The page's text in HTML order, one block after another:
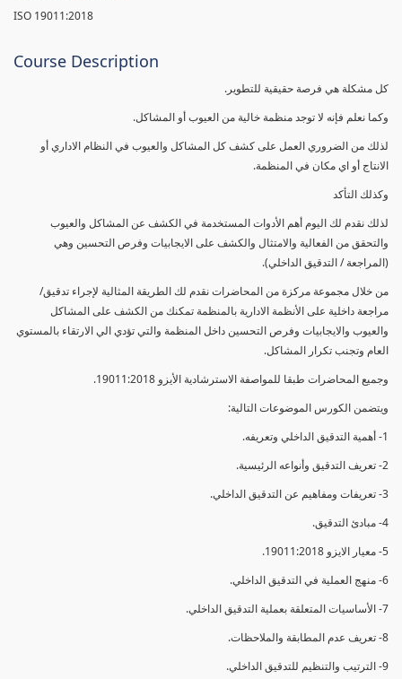
ISO 19011:2018
Course Description
كل مشكلة هي فرصة حقيقية للتطوير.
وكما نعلم فإنه لا توجد منظمة خالية من العيوب أو المشاكل.
لذلك من الضروري العمل على كشف كل المشاكل والعيوب في النظام الاداري أو
الانتاج أو اي مكان في المنظمة.
وكذلك التأكد
لذلك نقدم لك اليوم أهم الأدوات المستخدمة في الكشف عن المشاكل والعيوب
والتحقق من الفعالية والامتثال والكشف على الايجابيات وفرص التحسين وهي
(المراجعة / التدقيق الداخلي).
من خلال مجموعة مركزة من المحاضرات نقدم لك الطريقة المثالية لإجراء تدقيق/
مراجعة داخلية على الأنظمة الادارية بالمنظمة تمكنك من الكشف على المشاكل
والعيوب والايجابيات وفرص التحسين داخل المنظمة والتي تؤدي الي الارتقاء بالمستوي
العام وتجنب تكرار المشاكل.
وجميع المحاضرات طبقا للمواصفة الاسترشادية الأيزو 19011:2018.
ويتضمن الكورس الموضوعات التالية:
1- أهمية التدقيق الداخلي وتعريفه.
2- تعريف التدقيق وأنواعه الرئيسية.
3- تعريفات ومفاهيم عن التدقيق الداخلي.
4- مبادئ التدقيق.
5- معيار الايزو 19011:2018.
6- منهج العملية في التدقيق الداخلي.
7- الأساسيات المتعلقة بعملية التدقيق الداخلي.
8- تعريف عدم المطابقة والملاحظات.
9- الترتيب والتنظيم للتدقيق الداخلي.